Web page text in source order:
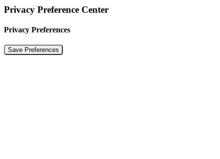
Privacy Preference Center
Privacy Preferences